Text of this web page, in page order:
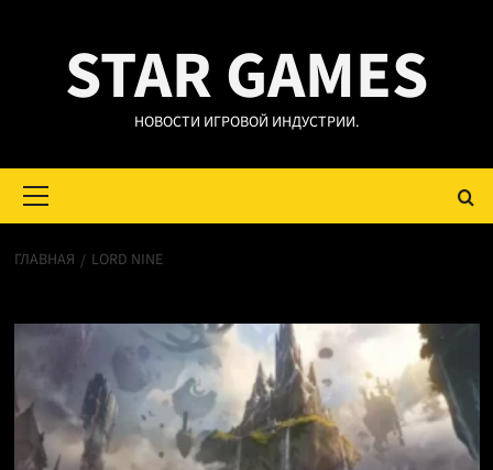
содержимомуSTAR GAMES
НОВОСТИ ИГРОВОЙ ИНДУСТРИИ.
меню
ГЛАВНАЯ LORD NINE